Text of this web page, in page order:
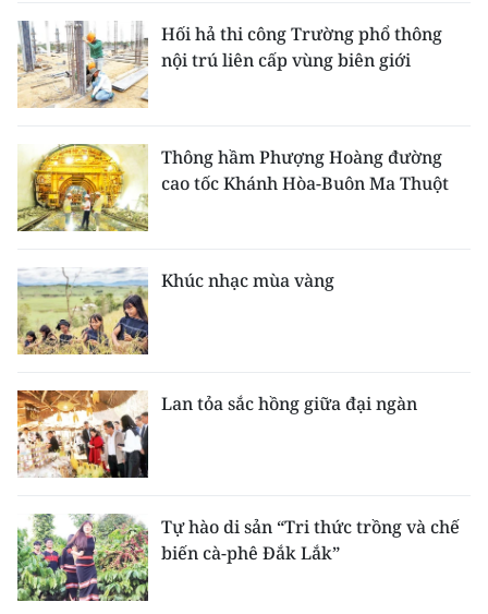
Hối hả thi công Trường phổ thông
nội trú liên cấp vùng biên giới
Thông hầm Phượng Hoàng đường
cao tốc Khánh Hòa-Buôn Ma Thuột
Khúc nhạc mùa vàng
Lan tỏa sắc hồng giữa đại ngàn
Tự hào di sản “Tri thức trồng và chế
biến cà-phê Đắk Lắk”